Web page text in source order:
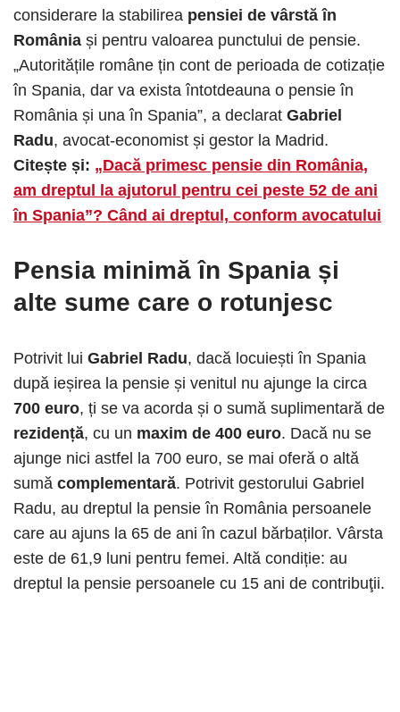
considerare la stabilirea pensiei de vârstă în
România și pentru valoarea punctului de pensie.
„Autoritățile române țin cont de perioada de cotizație
în Spania, dar va exista întotdeauna o pensie în
România și una în Spania”, a declarat Gabriel
Radu, avocat-economist și gestor la Madrid.
Citește și: „Dacă primesc pensie din România,
am dreptul la ajutorul pentru cei peste 52 de ani
în Spania”? Când ai dreptul, conform avocatului
Pensia minimă în Spania și
alte sume care o rotunjesc
Potrivit lui Gabriel Radu, dacă locuiești în Spania
după ieșirea la pensie și venitul nu ajunge la circa
700 euro, ți se va acorda și o sumă suplimentară de
rezidență, cu un maxim de 400 euro. Dacă nu se
ajunge nici astfel la 700 euro, se mai oferă o altă
sumă complementară. Potrivit gestorului Gabriel
Radu, au dreptul la pensie în România persoanele
care au ajuns la 65 de ani în cazul bărbaților. Vârsta
este de 61,9 luni pentru femei. Altă condiție: au
dreptul la pensie persoanele cu 15 ani de contribuţii.